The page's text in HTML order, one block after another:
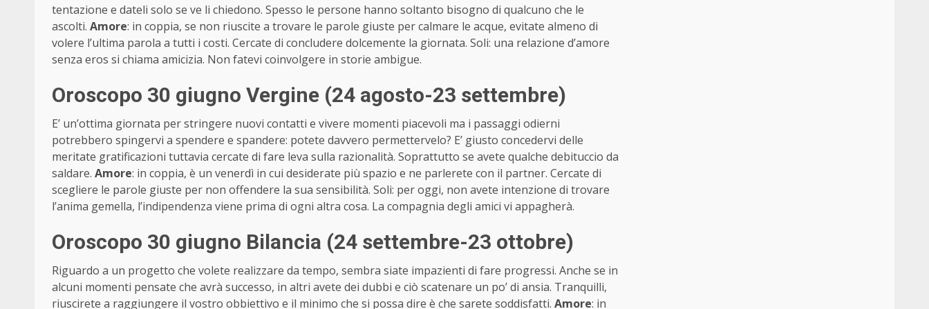
tentazione e dateli solo se ve li chiedono. Spesso le persone hanno soltanto bisogno di qualcuno che le
ascolti. Amore: in coppia, se non riuscite a trovare le parole giuste per calmare le acque, evitate almeno di
volere l’ultima parola a tutti i costi. Cercate di concludere dolcemente la giornata. Soli: una relazione d’amore
senza eros si chiama amicizia. Non fatevi coinvolgere in storie ambigue.
Oroscopo 30 giugno Vergine (24 agosto-23 settembre)
E’ un’ottima giornata per stringere nuovi contatti e vivere momenti piacevoli ma i passaggi odierni
potrebbero spingervi a spendere e spandere: potete davvero permettervelo? E’ giusto concedervi delle
meritate gratificazioni tuttavia cercate di fare leva sulla razionalità. Soprattutto se avete qualche debituccio da
saldare. Amore: in coppia, è un venerdì in cui desiderate più spazio e ne parlerete con il partner. Cercate di
scegliere le parole giuste per non offendere la sua sensibilità. Soli: per oggi, non avete intenzione di trovare
l’anima gemella, l’indipendenza viene prima di ogni altra cosa. La compagnia degli amici vi appagherà.
Oroscopo 30 giugno Bilancia (24 settembre-23 ottobre)
Riguardo a un progetto che volete realizzare da tempo, sembra siate impazienti di fare progressi. Anche se in
alcuni momenti pensate che avrà successo, in altri avete dei dubbi e ciò scatenare un po’ di ansia. Tranquilli,
riuscirete a raggiungere il vostro obbiettivo e il minimo che si possa dire è che sarete soddisfatti. Amore: in